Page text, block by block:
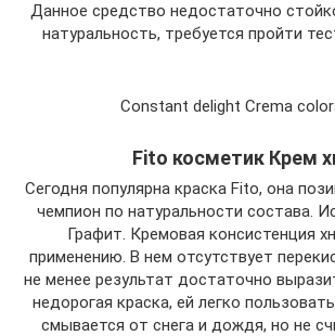
Данное средство недостаточно
натуральность, требуется пройти
Constant delight Crema
Fito косметик Крем
Сегодня популярна краска Fito, она
чемпион по натуральности состава.
Графит. Кремовая консистенция
применению. В нем отсутствует
не менее результат достаточно
недорогая краска, ей легко
смывается от снега и дождя, но не